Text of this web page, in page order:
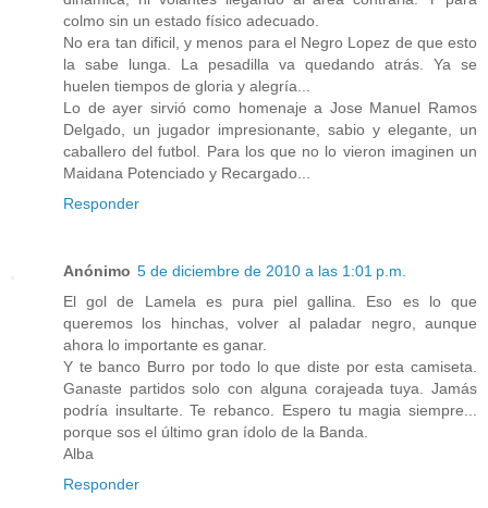
colmo sin un estado físico adecuado.
No era tan dificil, y menos para el Negro Lopez de que esto
la sabe lunga. La pesadilla va quedando atrás. Ya se
huelen tiempos de gloria y alegría...
Lo de ayer sirvió como homenaje a Jose Manuel Ramos
Delgado, un jugador impresionante, sabio y elegante, un
caballero del futbol. Para los que no lo vieron imaginen un
Maidana Potenciado y Recargado...
Responder
Anónimo 5 de diciembre de 2010 a las 1:01 p.m.
El gol de Lamela es pura piel gallina. Eso es lo que
queremos los hinchas, volver al paladar negro, aunque
ahora lo importante es ganar.
Y te banco Burro por todo lo que diste por esta camiseta.
Ganaste partidos solo con alguna corajeada tuya. Jamás
podría insultarte. Te rebanco. Espero tu magia siempre...
porque sos el último gran ídolo de la Banda.
Alba
Responder